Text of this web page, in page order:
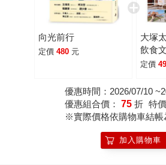
向光前行
定價 480 元
大塚
飲食
星級
手禮
美食
定價
優惠時間：2026/07/10
優惠組合價： 75 折 特價
※實際價格依購物車結帳
加入購物車